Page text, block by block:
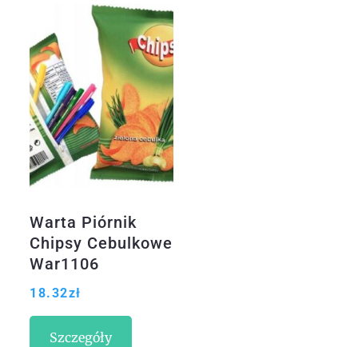
Warta Piórnik
Chipsy Cebulkowe
War1106
18.32zł
Szczegóły